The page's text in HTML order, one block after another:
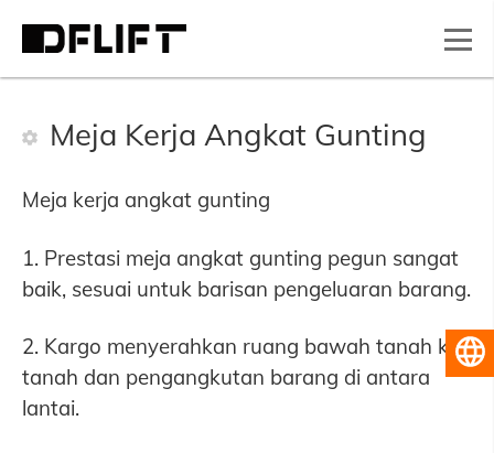
Meja Kerja Angkat Gunting
Meja kerja angkat gunting
1. Prestasi meja angkat gunting pegun sangat
baik, sesuai untuk barisan pengeluaran barang.
2. Kargo menyerahkan ruang bawah tanah ke
tanah dan pengangkutan barang di antara
lantai.
Bahasa Melayu